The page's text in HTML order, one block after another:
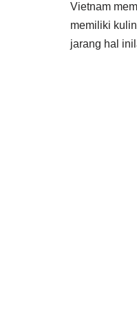
Vietnam
memiliki
jarang hal